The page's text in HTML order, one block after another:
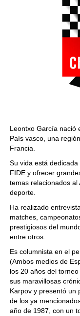
Leontxo García nació
País vasco, una
Francia.
Su vida está
FIDE y ofrecer
temas relacionados
deporte.
Ha realizado
matches,
prestigiosos del
entre otros.
Es columnista en el
(Ambos medios de
los 20 años del
sus maravillosas
Karpov y presentó un
de los ya
año de 1987, con un